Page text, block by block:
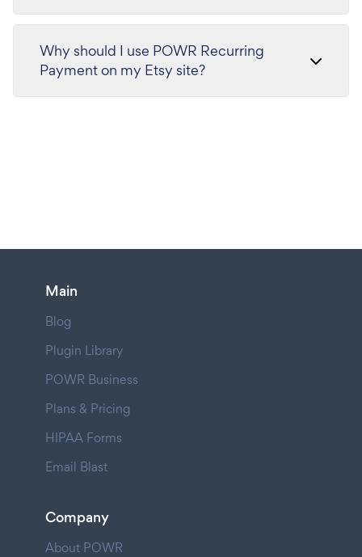
Why should I use POWR Recurring
Payment on my Etsy site?
Main
Blog
Plugin Library
POWR Business
Plans & Pricing
HIPAA Forms
Email Blast
Company
About POWR